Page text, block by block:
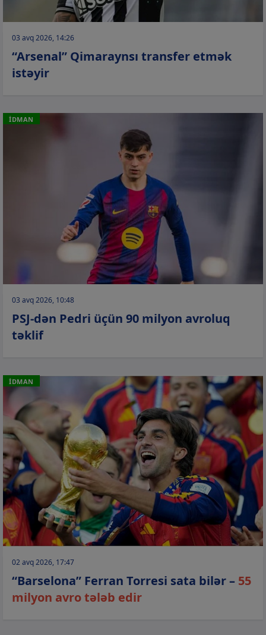
03 avq 2026, 14:26
“Arsenal” Qimaraynsı transfer etmək
istəyir
İDMAN
03 avq 2026, 10:48
PSJ-dən Pedri üçün 90 milyon avroluq
təklif
İDMAN
02 avq 2026, 17:47
“Barselona” Ferran Torresi sata bilər – 55
milyon avro tələb edir